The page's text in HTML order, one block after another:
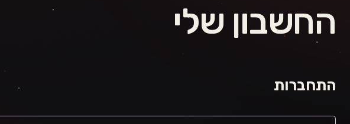
החשבון שלי
התחברות